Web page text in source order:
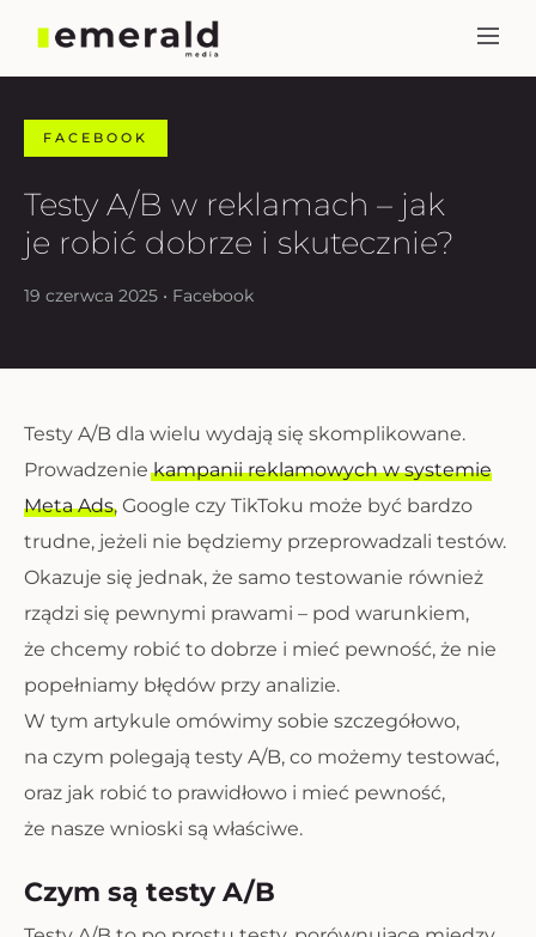
FACEBOOK
Testy A/B w reklamach – jak
je robić dobrze i skutecznie?
19 czerwca 2025 • Facebook
Testy A/B dla wielu wydają się skomplikowane.
Prowadzeniekampanii reklamowych w systemie
Meta Ads, Google czy TikToku może być bardzo
trudne, jeżeli nie będziemy przeprowadzali testów.
Okazuje się jednak, że samo testowanie również
rządzi się pewnymi prawami – pod warunkiem,
że chcemy robić to dobrze i mieć pewność, że nie
popełniamy błędów przy analizie.
W tym artykule omówimy sobie szczegółowo,
na czym polegają testy A/B, co możemy testować,
oraz jak robić to prawidłowo i mieć pewność,
że nasze wnioski są właściwe.
Czym są testy A/B